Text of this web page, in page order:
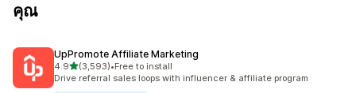
คุณ
UpPromote Affiliate Marketing
4.9เต็ม 5 ดาว
(3,593)
ทั้งหมด 3593 รีวิว
•Free to install
Drive referral sales loops with influencer & affiliate program